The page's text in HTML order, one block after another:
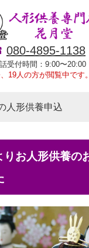
080-4895-1138
受付時間：9:00〜20:00
19人の方が閲覧中です。
人形供養申込